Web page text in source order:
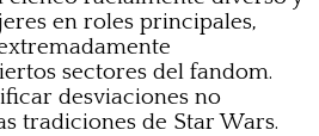
en roles principales,
sectores del fandom.
desviaciones no
tradiciones de Star Wars.